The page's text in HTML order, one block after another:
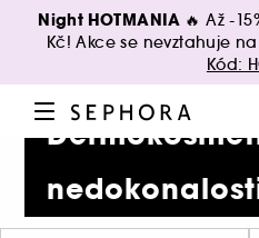
Night HOTMANIA 🔥 Až -
Kč! Akce se nevztahuje
Kód: